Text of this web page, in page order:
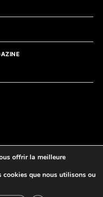
offrir la meilleure
cookies que nous utilisons ou